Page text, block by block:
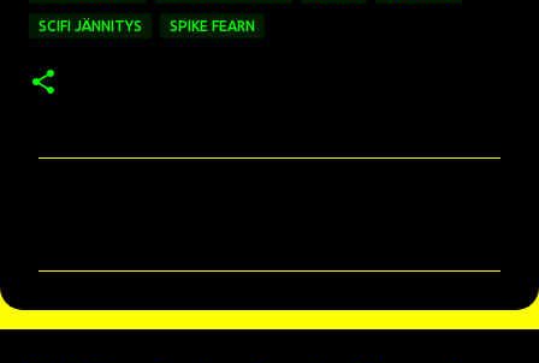
SCIFI JÄNNITYS SPIKE FEARN
e